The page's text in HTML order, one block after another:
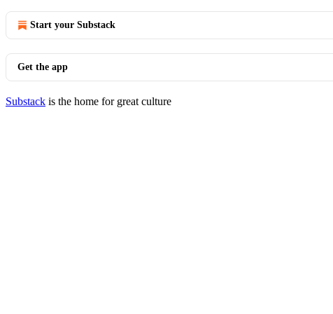
Start your Substack
Get the app
Substack is the home for great culture